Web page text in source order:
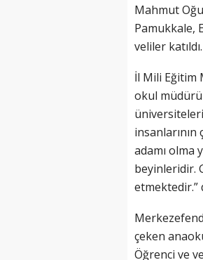
Mahmut
Pamukkale,
veliler katıldı.
İl Mili Eğitim
okul
insanlarının
adamı olma
beyinleridir.
etmektedir.”
çeken
Öğrenci ve